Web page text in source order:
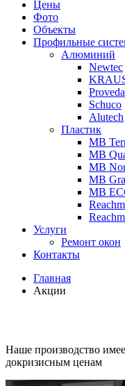
Цены
Фото
Объекты
Профильные
Алюминий
Newtec
Schuco
Аlutech
Пластик
MB
MB
MB
MB
MB
Услуги
Ремонт окон
Контакты
Главная
Акции
Наше производство
докризисным ценам